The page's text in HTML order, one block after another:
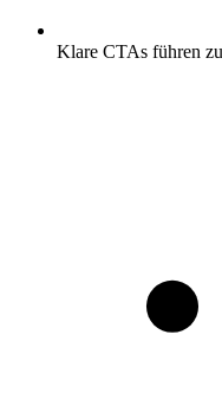
Klare CTAs führen